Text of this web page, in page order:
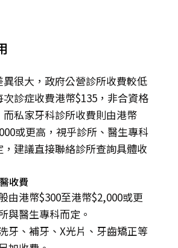
很大，政府公營診所收費較低
次診症收費港幣$135，非合資格
而私家牙科診所收費則由港幣
或更高，視乎診所、醫生專科
建議直接聯絡診所查詢具體收
收費
由港幣$300至港幣$2,000或更
與醫生專科而定。
牙、補牙、X光片、牙齒矯正等